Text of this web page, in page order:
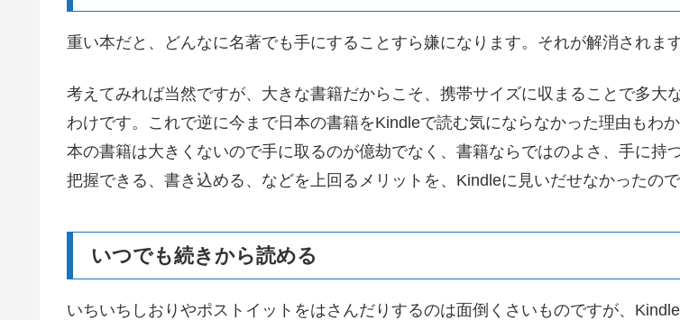
重い本だと、どんなに名著でも手にすることすら嫌になります。それが解消されます
考えてみれば当然ですが、大きな書籍だからこそ、携帯サイズに収まることで多大
わけです。これで逆に今まで日本の書籍をKindleで読む気にならなかった理由もわ
本の書籍は大きくないので手に取るのが億劫でなく、書籍ならではのよさ、手に持
把握できる、書き込める、などを上回るメリットを、Kindleに見いだせなかったので
いつでも続きから読める
いちいちしおりやポストイットをはさんだりするのは面倒くさいものですが、